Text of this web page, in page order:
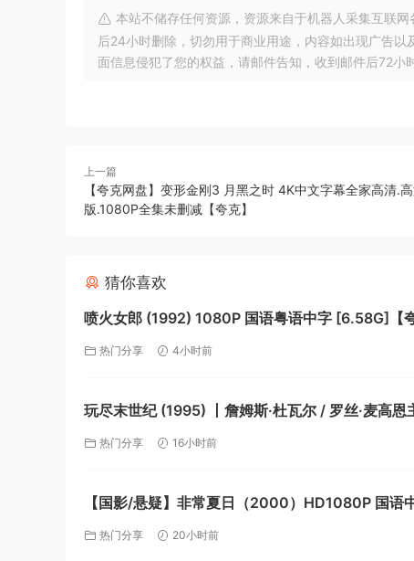
本站不储存任何资源，资源来自于机器人采集互联
后24小时删除，切勿用于商业用途，内容如出现广告
面信息侵犯了您的权益，请邮件告知，收到邮件后72
上一篇
【夸克网盘】变形金刚3 月黑之时 4K中文字幕全家高清.
版.1080P全集未删减【夸克】
猜你喜欢
喷火女郎 (1992) 1080P 国语粤语中字 [6.58G]【夸
热门分享 4小时前
玩尽末世纪 (1995) 丨詹姆斯·杜瓦尔 / 罗丝·麦高恩
剧情 / 喜剧丨美国电影【夸克】
热门分享 16小时前
【国影/悬疑】非常夏日（2000）HD1080P 国语
【潘粤明/马晓晴】【夸克】
热门分享 20小时前